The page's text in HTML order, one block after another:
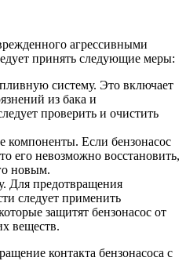
агрессивными
принять следующие меры:
систему. Это включает
из бака и
проверить и очистить
компоненты. Если бензонасос
его невозможно восстановить,
новым.
Для предотвращения
следует применить
защитят бензонасос от
веществ.
контакта бензонасоса с